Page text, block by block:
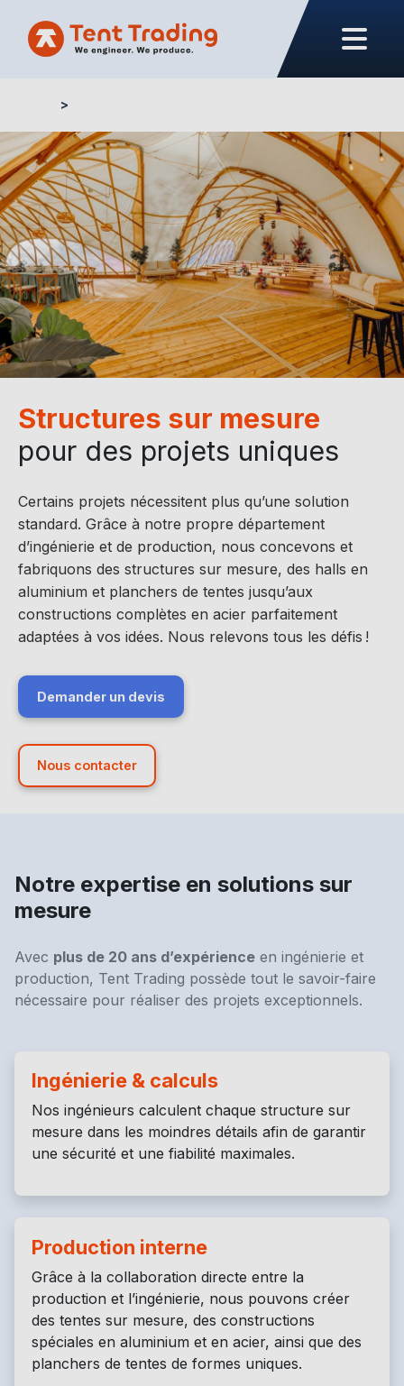
Structures sur mesure
pour des projets uniques
Certains projets nécessitent plus qu’une solution
standard. Grâce à notre propre département
d’ingénierie et de production, nous concevons et
fabriquons des structures sur mesure, des halls en
aluminium et planchers de tentes jusqu’aux
constructions complètes en acier parfaitement
adaptées à vos idées. Nous relevons tous les défis !
Demander un devis
Nous contacter
Notre expertise en solutions sur
mesure
Avec plus de 20 ans d’expérience en ingénierie et
production, Tent Trading possède tout le savoir-faire
nécessaire pour réaliser des projets exceptionnels.
Ingénierie & calculs
Nos ingénieurs calculent chaque structure sur
mesure dans les moindres détails afin de garantir
une sécurité et une fiabilité maximales.
Production interne
Grâce à la collaboration directe entre la
production et l’ingénierie, nous pouvons créer
des tentes sur mesure, des constructions
spéciales en aluminium et en acier, ainsi que des
planchers de tentes de formes uniques.